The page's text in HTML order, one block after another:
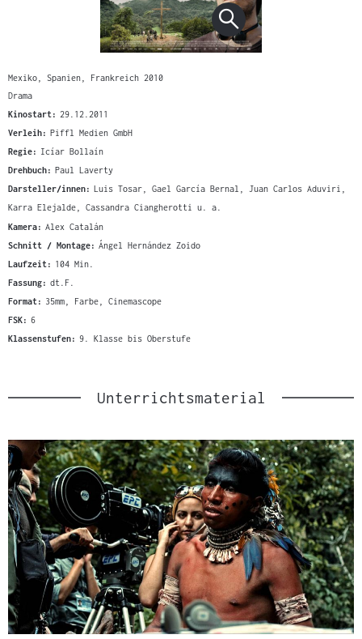
Mexiko, Spanien, Frankreich 2010
Drama
Kinostart: 29.12.2011
Verleih: Piffl Medien GmbH
Regie: Icíar Bollaín
Drehbuch: Paul Laverty
Darsteller/innen: Luis Tosar, Gael García Bernal, Juan Carlos Aduviri,
Karra Elejalde, Cassandra Ciangherotti u. a.
Kamera: Alex Catalán
Schnitt / Montage: Ángel Hernández Zoido
Laufzeit: 104 Min.
Fassung: dt.F.
Format: 35mm, Farbe, Cinemascope
FSK: 6
Klassenstufen: 9. Klasse bis Oberstufe
Unterrichtsmaterial